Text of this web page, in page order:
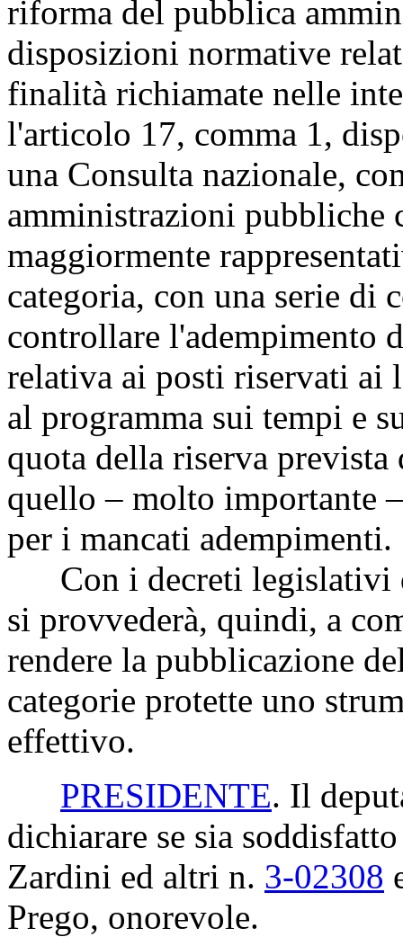
riforma del pubblica
disposizioni normative
finalità richiamate nelle
l'articolo 17, comma 1,
una Consulta nazionale,
amministrazioni pubbliche
maggiormente
categoria, con una serie
controllare l'adempimento
relativa ai posti riservati ai
al programma sui tempi e
quota della riserva
quello – molto importante
per i mancati adempimenti.
Con i decreti legislativi
si provvederà, quindi, a
rendere la pubblicazione
categorie protette uno
effettivo.
PRESIDENTE. Il
dichiarare se sia
Zardini ed altri n. 3-02308
Prego, onorevole.